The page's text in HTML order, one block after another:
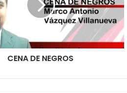
CENA DE NEGROS